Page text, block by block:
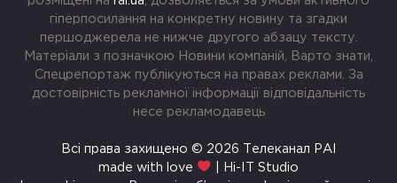
гіперпосилання на конкретну новину та згадки
першоджерела не нижче другого абзацу тексту.
Матеріали з позначкою Новини компаній, Варто знати,
Спецрепортаж публікуються на правах реклами. За
достовірність рекламної інформації відповідальність
несе рекламодавець
Всі права захищено © 2026 Телеканал РАІ
made with love
| Hi-IT Studio